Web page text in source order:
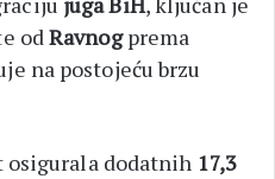
odRavnogprema
na postojeću brzu
dodatnih 17,3